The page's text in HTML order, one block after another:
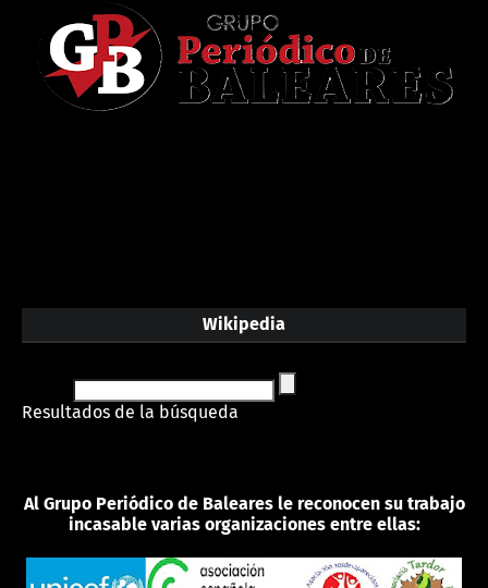
Wikipedia
Resultados de la búsqueda
Al Grupo Periódico de Baleares le reconocen su trabajo
incasable varias organizaciones entre ellas: